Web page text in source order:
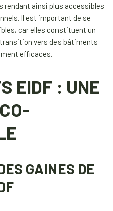
rendant ainsi plus accessibles
Il est important de se
car elles constituent un
vers des bâtiments
efficaces.
EIDF : UNE
GAINES DE